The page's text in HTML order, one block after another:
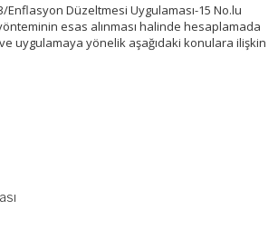
Enflasyon Düzeltmesi Uygulaması-15 No.lu
esas alınması halinde hesaplamada
uygulamaya yönelik aşağıdaki konulara ilişkin